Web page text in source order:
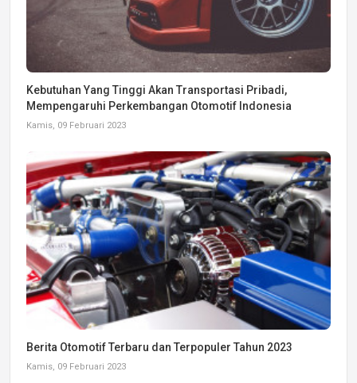
Kebutuhan Yang Tinggi Akan Transportasi Pribadi,
Mempengaruhi Perkembangan Otomotif Indonesia
Kamis, 09 Februari 2023
Berita Otomotif Terbaru dan Terpopuler Tahun 2023
Kamis, 09 Februari 2023